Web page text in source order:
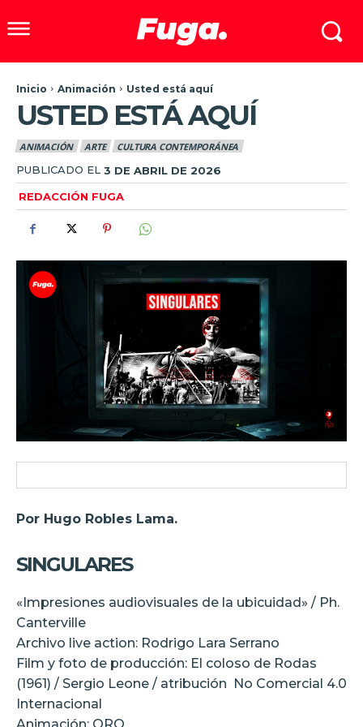
Inicio Animación Usted está aquí
USTED ESTÁ AQUÍ
ANIMACIÓN ARTE CULTURA CONTEMPORÁNEA
PUBLICADO EL 3 DE ABRIL DE 2026
REDACCIÓN FUGA
Por Hugo Robles Lama.
SINGULARES
«Impresiones audiovisuales de la ubicuidad» / Ph.
Canterville
Archivo live action: Rodrigo Lara Serrano
Film y foto de producción: El coloso de Rodas
(1961) / Sergio Leone / atribución No Comercial 4.0
Internacional